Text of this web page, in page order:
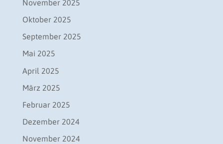
November 2025
Oktober 2025
September 2025
Mai 2025
April 2025
März 2025
Februar 2025
Dezember 2024
November 2024